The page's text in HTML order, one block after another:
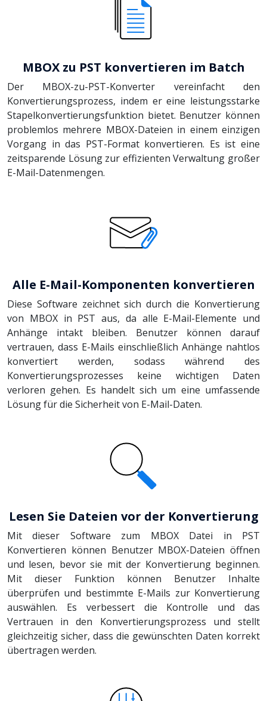
MBOX zu PST konvertieren im Batch
Der MBOX-zu-PST-Konverter vereinfacht den
Konvertierungsprozess, indem er eine leistungsstarke
Stapelkonvertierungsfunktion bietet. Benutzer können
problemlos mehrere MBOX-Dateien in einem einzigen
Vorgang in das PST-Format konvertieren. Es ist eine
zeitsparende Lösung zur effizienten Verwaltung großer
E-Mail-Datenmengen.
Alle E-Mail-Komponenten konvertieren
Diese Software zeichnet sich durch die Konvertierung
von MBOX in PST aus, da alle E-Mail-Elemente und
Anhänge intakt bleiben. Benutzer können darauf
vertrauen, dass E-Mails einschließlich Anhänge nahtlos
konvertiert werden, sodass während des
Konvertierungsprozesses keine wichtigen Daten
verloren gehen. Es handelt sich um eine umfassende
Lösung für die Sicherheit von E-Mail-Daten.
Lesen Sie Dateien vor der Konvertierung
Mit dieser Software zum MBOX Datei in PST
Konvertieren können Benutzer MBOX-Dateien öffnen
und lesen, bevor sie mit der Konvertierung beginnen.
Mit dieser Funktion können Benutzer Inhalte
überprüfen und bestimmte E-Mails zur Konvertierung
auswählen. Es verbessert die Kontrolle und das
Vertrauen in den Konvertierungsprozess und stellt
gleichzeitig sicher, dass die gewünschten Daten korrekt
übertragen werden.